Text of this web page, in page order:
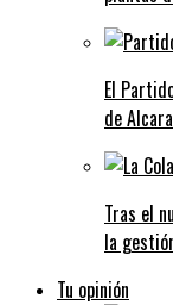
El
de
Tras el
la
Tu opinión